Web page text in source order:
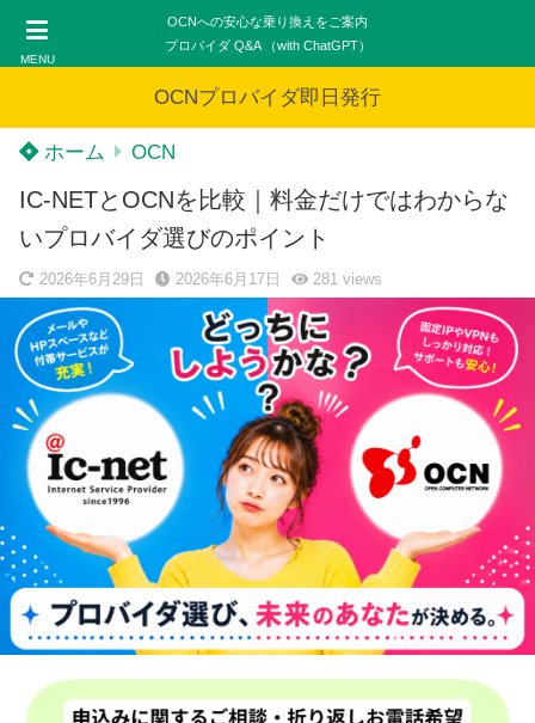
MENU
OCNへの安心な乗り換えをご案内
プロバイダ Q&A （with ChatGPT）
OCNプロバイダ即日発行
ホーム OCN
IC-NETとOCNを比較｜料金だけではわからな
いプロバイダ選びのポイント
2026年6月29日 2026年6月17日 281views